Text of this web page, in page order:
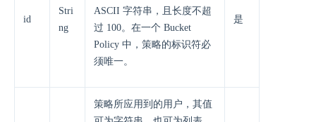
id
Stri
ng
ASCII 字符串，且长度不超
过 100。在一个 Bucket
Policy 中，策略的标识符必
须唯一。
是
策略所应用到的用户，其值